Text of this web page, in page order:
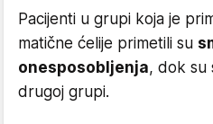
Pacijenti u grupi koja je
matične ćelije primetili su
onesposobljenja, dok su
drugoj grupi.